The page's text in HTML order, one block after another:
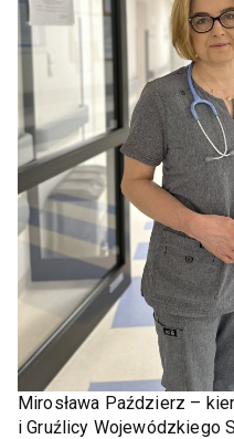
Mirosława Paździerz –
i Gruźlicy Wojewódzkiego